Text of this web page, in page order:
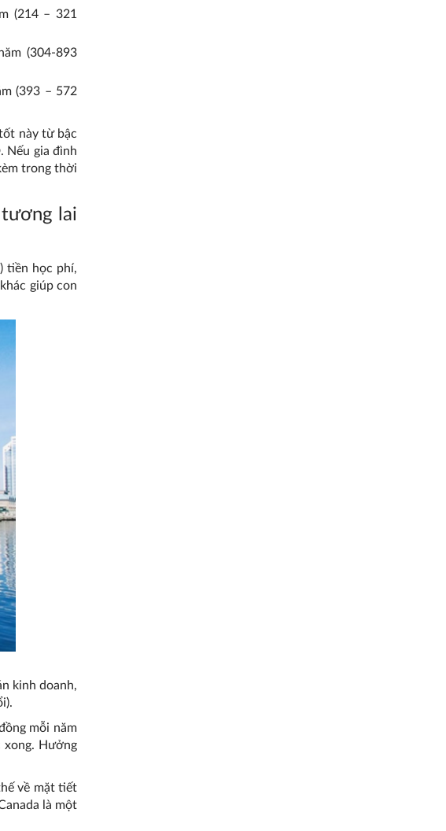
(214 – 321
(304-893
(393 – 572
này từ bậc
Nếu gia đình
trong thời
tương lai
tiền học phí,
giúp con
kinh doanh,
mỗi năm
xong. Hưởng
về mặt tiết
là một